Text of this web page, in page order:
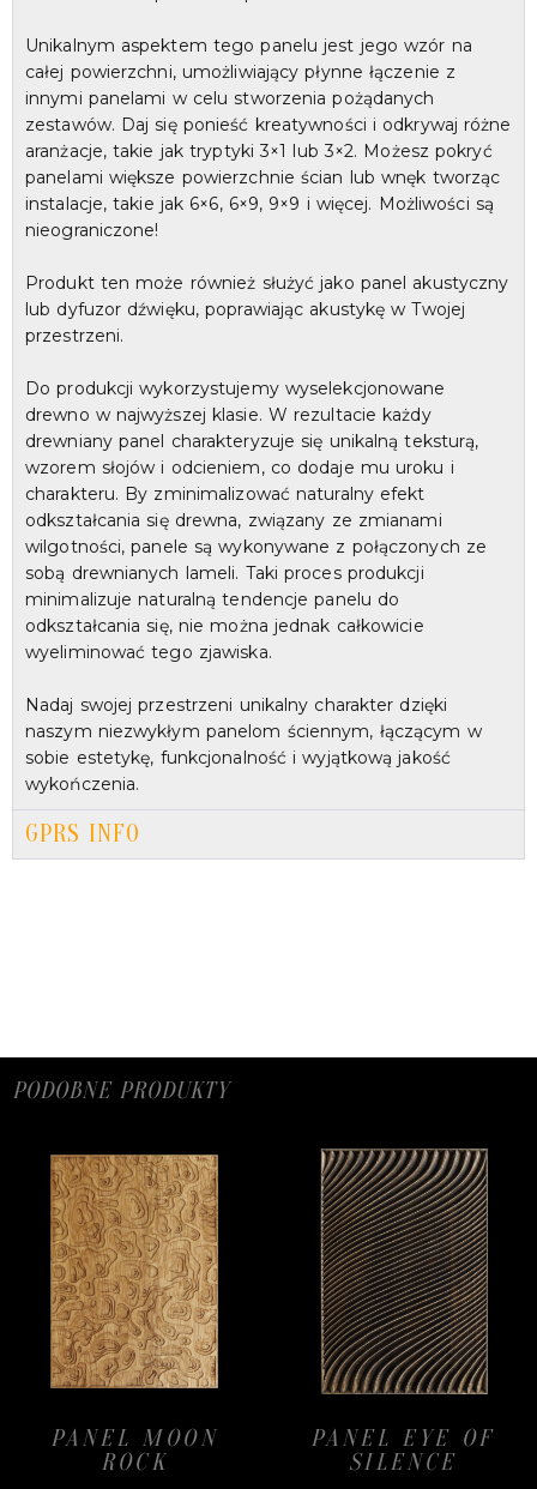
Unikalnym aspektem tego panelu jest jego wzór na
całej powierzchni, umożliwiający płynne łączenie z
innymi panelami w celu stworzenia pożądanych
zestawów. Daj się ponieść kreatywności i odkrywaj różne
aranżacje, takie jak tryptyki 3×1 lub 3×2. Możesz pokryć
panelami większe powierzchnie ścian lub wnęk tworząc
instalacje, takie jak 6×6, 6×9, 9×9 i więcej. Możliwości są
nieograniczone!
Produkt ten może również służyć jako panel akustyczny
lub dyfuzor dźwięku, poprawiając akustykę w Twojej
przestrzeni.
Do produkcji wykorzystujemy wyselekcjonowane
drewno w najwyższej klasie. W rezultacie każdy
drewniany panel charakteryzuje się unikalną teksturą,
wzorem słojów i odcieniem, co dodaje mu uroku i
charakteru. By zminimalizować naturalny efekt
odkształcania się drewna, związany ze zmianami
wilgotności, panele są wykonywane z połączonych ze
sobą drewnianych lameli. Taki proces produkcji
minimalizuje naturalną tendencje panelu do
odkształcania się, nie można jednak całkowicie
wyeliminować tego zjawiska.
Nadaj swojej przestrzeni unikalny charakter dzięki
naszym niezwykłym panelom ściennym, łączącym w
sobie estetykę, funkcjonalność i wyjątkową jakość
wykończenia.
GPRS INFO
PODOBNE PRODUKTY
PANEL MOON
ROCK
PANEL EYE OF
SILENCE